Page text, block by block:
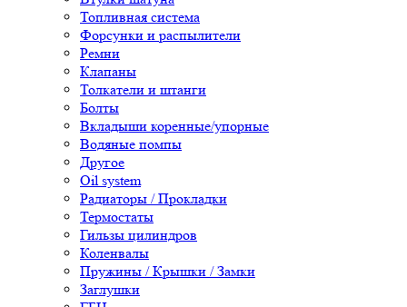
Топливная система
Форсунки и распылители
Ремни
Клапаны
Толкатели и штанги
Болты
Вкладыши коренные/упорные
Водяные помпы
Другое
Oil system
Радиаторы / Прокладки
Термостаты
Гильзы цилиндров
Коленвалы
Пружины / Крышки / Замки
Заглушки